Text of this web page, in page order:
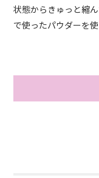
状態からきゅっと縮
で使ったパウダーを